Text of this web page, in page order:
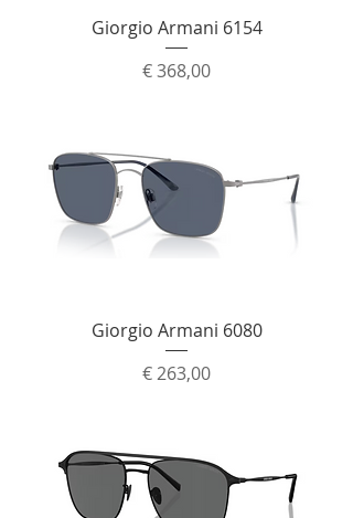
Giorgio Armani 6154
Prijs
€ 368,00
Giorgio Armani 6080
Prijs
€ 263,00